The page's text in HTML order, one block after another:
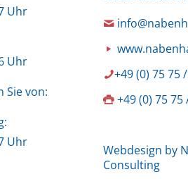
Uhr
Uhr
Sie von:
Uhr
+49 (0) 75 75
+49 (0) 75 75
Webdesign by
Consulting